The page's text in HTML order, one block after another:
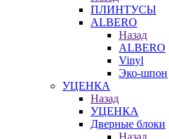
ПЛИНТУСЫ
ALBERO
Назад
ALBERO
Vinyl
Эко-шпон
УЦЕНКА
Назад
УЦЕНКА
Дверные блоки
Назад